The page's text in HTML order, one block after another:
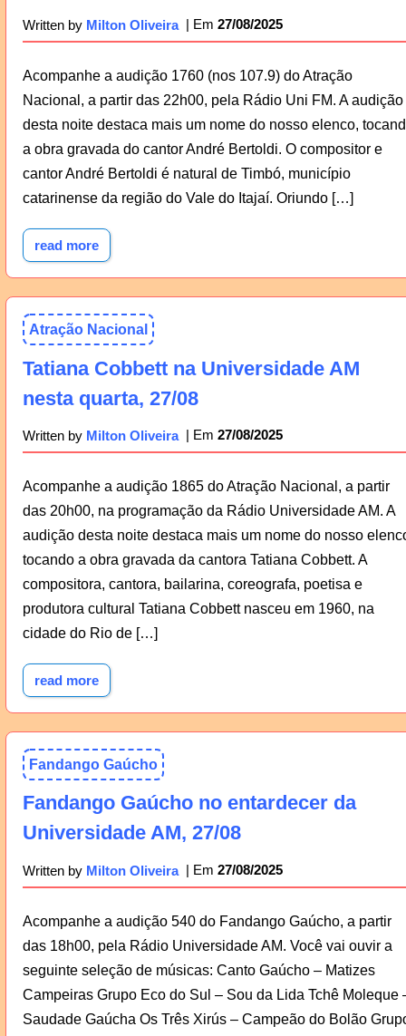
Written by Milton Oliveira 27/08/2025
Acompanhe a audição 1760 (nos 107.9) do Atração
Nacional, a partir das 22h00, pela Rádio Uni FM. A audição
desta noite destaca mais um nome do nosso elenco,
a obra gravada do cantor André Bertoldi. O compositor e
cantor André Bertoldi é natural de Timbó, município
catarinense da região do Vale do Itajaí. Oriundo […]
read more
Atração Nacional
Tatiana Cobbett na Universidade AM
nesta quarta, 27/08
Written by Milton Oliveira 27/08/2025
Acompanhe a audição 1865 do Atração Nacional, a partir
das 20h00, na programação da Rádio Universidade AM. A
audição desta noite destaca mais um nome do nosso
tocando a obra gravada da cantora Tatiana Cobbett. A
compositora, cantora, bailarina, coreografa, poetisa e
produtora cultural Tatiana Cobbett nasceu em 1960, na
cidade do Rio de […]
read more
Fandango Gaúcho
Fandango Gaúcho no entardecer da
Universidade AM, 27/08
Written by Milton Oliveira 27/08/2025
Acompanhe a audição 540 do Fandango Gaúcho, a partir
das 18h00, pela Rádio Universidade AM. Você vai ouvir a
seguinte seleção de músicas: Canto Gaúcho – Matizes
Campeiras Grupo Eco do Sul – Sou da Lida Tchê Moleque
Saudade Gaúcha Os Três Xirús – Campeão do Bolão